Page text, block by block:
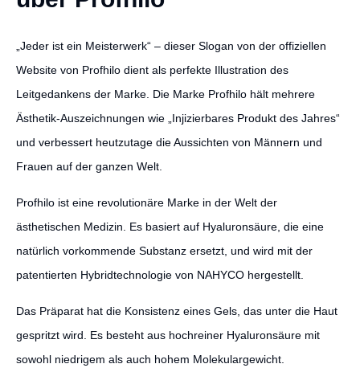
„Jeder ist ein Meisterwerk“ – dieser Slogan von der offiziellen
Website von Profhilo dient als perfekte Illustration des
Leitgedankens der Marke. Die Marke Profhilo hält mehrere
Ästhetik-Auszeichnungen wie „Injizierbares Produkt des Jahres“
und verbessert heutzutage die Aussichten von Männern und
Frauen auf der ganzen Welt.
Profhilo ist eine revolutionäre Marke in der Welt der
ästhetischen Medizin. Es basiert auf Hyaluronsäure, die eine
natürlich vorkommende Substanz ersetzt, und wird mit der
patentierten Hybridtechnologie von NAHYCO hergestellt.
Das Präparat hat die Konsistenz eines Gels, das unter die Haut
gespritzt wird. Es besteht aus hochreiner Hyaluronsäure mit
sowohl niedrigem als auch hohem Molekulargewicht.